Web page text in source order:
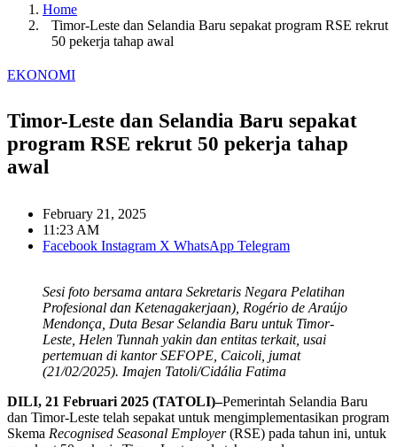
Home
Timor-Leste dan Selandia Baru sepakat program RSE rekrut
50 pekerja tahap awal
EKONOMI
Timor-Leste dan Selandia Baru sepakat
program RSE rekrut 50 pekerja tahap
awal
February 21, 2025
11:23 AM
Facebook Instagram X WhatsApp Telegram
Sesi foto bersama antara Sekretaris Negara Pelatihan
Profesional dan Ketenagakerjaan), Rogério de Araújo
Mendonça, Duta Besar Selandia Baru untuk Timor-
Leste, Helen Tunnah yakin dan entitas terkait, usai
pertemuan di kantor SEFOPE, Caicoli, jumat
(21/02/2025). Imajen Tatoli/Cidália Fatima
DILI, 21 Februari 2025 (TATOLI)–Pemerintah Selandia Baru
dan Timor-Leste telah sepakat untuk mengimplementasikan program
Skema Recognised Seasonal Employer(RSE) pada tahun ini, untuk